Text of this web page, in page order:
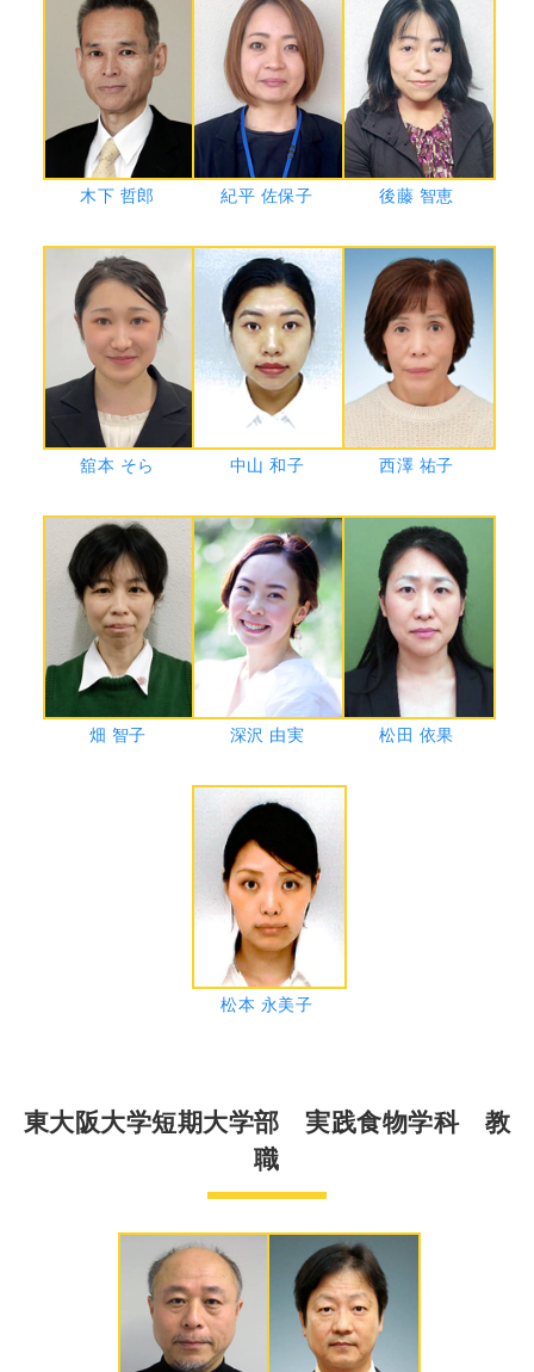
木下 哲郎 紀平 佐保子 後藤 智恵
舘本 そら 中山 和子 西澤 祐子
畑 智子 深沢 由実 松田 依果
松本 永美子
東大阪大学短期大学部 実践食物学科 教
職